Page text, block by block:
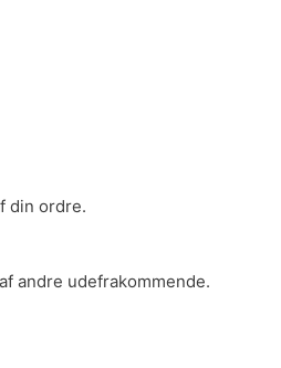
din ordre.
andre udefrakommende.